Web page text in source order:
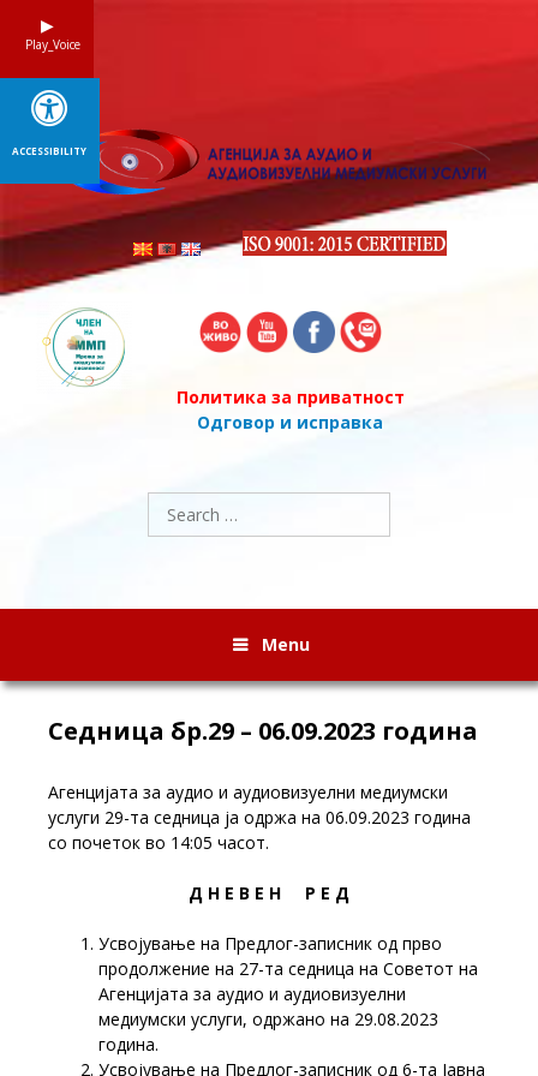
Политика за приватност
Одговор и исправка
Search
for:
Menu
Седница бр.29 – 06.09.2023 година
Агенцијата за аудио и аудиовизуелни медиумски
услуги 29-та седница ја одржа на 06.09.2023 година
со почеток во 14:05 часот.
Д Н Е В Е Н Р Е Д
Усвојување на Предлог-записник од прво
продолжение на 27-та седница на Советот на
Агенцијата за аудио и аудиовизуелни
медиумски услуги, одржано на 29.08.2023
година.
Усвојување на Предлог-записник од 6-та Јавна
Play_Voice
ACCESSIBILITY